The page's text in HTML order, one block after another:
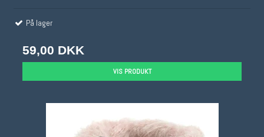
På lager
59,00 DKK
VIS PRODUKT